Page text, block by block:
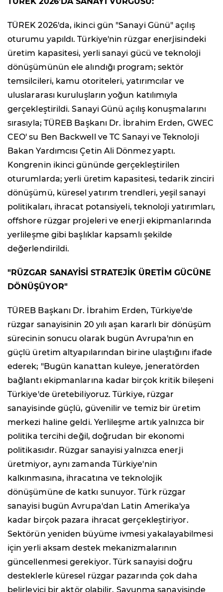
TÜREK 2026'da, ikinci gün "Sanayi Günü" açılış
oturumu yapıldı. Türkiye'nin rüzgar enerjisindeki
üretim kapasitesi, yerli sanayi gücü ve teknoloji
dönüşümünün ele alındığı program; sektör
temsilcileri, kamu otoriteleri, yatırımcılar ve
uluslararası kuruluşların yoğun katılımıyla
gerçekleştirildi. Sanayi Günü açılış konuşmalarını
sırasıyla; TÜREB Başkanı Dr. İbrahim Erden, GWEC
CEO' su Ben Backwell ve TC Sanayi ve Teknoloji
Bakan Yardımcısı Çetin Ali Dönmez yaptı.
Kongrenin ikinci gününde gerçekleştirilen
oturumlarda; yerli üretim kapasitesi, tedarik zinciri
dönüşümü, küresel yatırım trendleri, yeşil sanayi
politikaları, ihracat potansiyeli, teknoloji yatırımları,
offshore rüzgar projeleri ve enerji ekipmanlarında
yerlileşme gibi başlıklar kapsamlı şekilde
değerlendirildi.
"RÜZGAR SANAYİSİ STRATEJİK ÜRETİM GÜCÜNE
DÖNÜŞÜYOR"
TÜREB Başkanı Dr. İbrahim Erden, Türkiye'de
rüzgar sanayisinin 20 yılı aşan kararlı bir dönüşüm
sürecinin sonucu olarak bugün Avrupa'nın en
güçlü üretim altyapılarından birine ulaştığını ifade
ederek; "Bugün kanattan kuleye, jeneratörden
bağlantı ekipmanlarına kadar birçok kritik bileşeni
Türkiye'de üretebiliyoruz. Türkiye, rüzgar
sanayisinde güçlü, güvenilir ve temiz bir üretim
merkezi haline geldi. Yerlileşme artık yalnızca bir
politika tercihi değil, doğrudan bir ekonomi
politikasıdır. Rüzgar sanayisi yalnızca enerji
üretmiyor, aynı zamanda Türkiye'nin
kalkınmasına, ihracatına ve teknolojik
dönüşümüne de katkı sunuyor. Türk rüzgar
sanayisi bugün Avrupa'dan Latin Amerika'ya
kadar birçok pazara ihracat gerçekleştiriyor.
Sektörün yeniden büyüme ivmesi yakalayabilmesi
için yerli aksam destek mekanizmalarının
güncellenmesi gerekiyor. Türk sanayisi doğru
desteklerle küresel rüzgar pazarında çok daha
belirleyici bir aktör olabilir. Savunma sanayisinde